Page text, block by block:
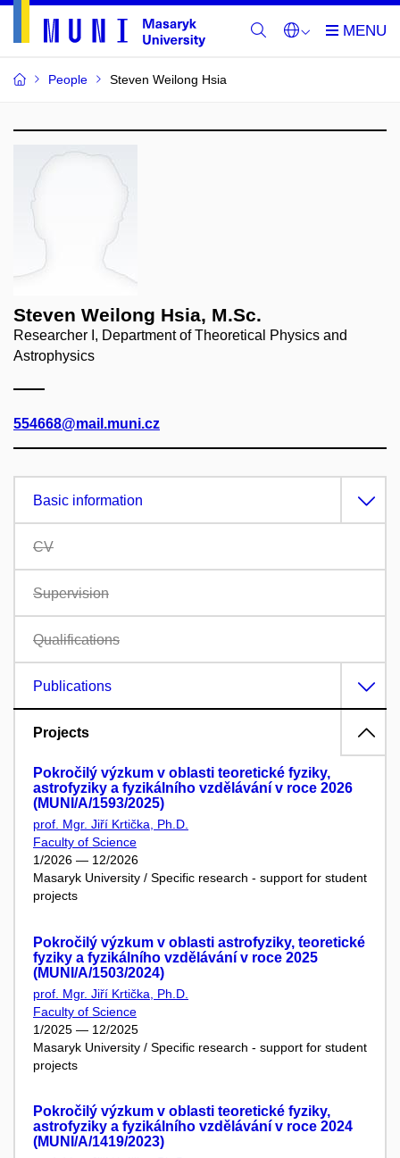
People Steven Weilong Hsia
Steven Weilong Hsia, M.Sc.
Researcher I, Department of Theoretical Physics and
Astrophysics
554668@mail.muni.cz
Basic information
CV
Supervision
Qualifications
Publications
Projects
Pokročilý výzkum v oblasti teoretické fyziky,
astrofyziky a fyzikálního vzdělávání v roce 2026
(MUNI/A/1593/2025)
prof. Mgr. Jiří Krtička, Ph.D.
Faculty of Science
1/2026 — 12/2026
Masaryk University / Specific research - support for student
projects
Pokročilý výzkum v oblasti astrofyziky, teoretické
fyziky a fyzikálního vzdělávání v roce 2025
(MUNI/A/1503/2024)
prof. Mgr. Jiří Krtička, Ph.D.
Faculty of Science
1/2025 — 12/2025
Masaryk University / Specific research - support for student
projects
Pokročilý výzkum v oblasti teoretické fyziky,
astrofyziky a fyzikálního vzdělávání v roce 2024
(MUNI/A/1419/2023)